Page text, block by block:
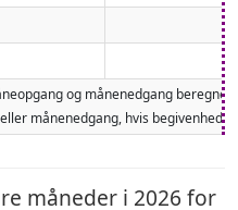
og månenedgang
månenedgang, hvis
måneder i 2026 for